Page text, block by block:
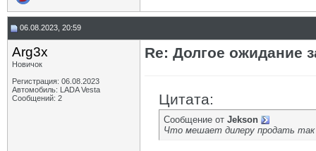
06.08.2023, 20:59
Arg3x
Новичок
Регистрация: 06.08.2023
Автомобиль: LADA Vesta
Сообщений: 2
Re: Долгое ожидание
Цитата:
Сообщение от Jekson
Что мешает дилеру продать так